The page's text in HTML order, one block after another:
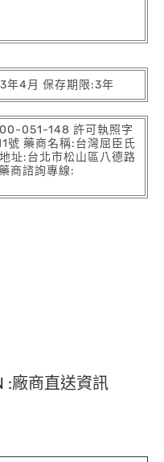
年4月 保存期限:3年
051-148 許可執照字
號 藥商名稱:台灣屈臣氏
址:台北市松山區八德路
商諮詢專線:
:廠商直送資訊